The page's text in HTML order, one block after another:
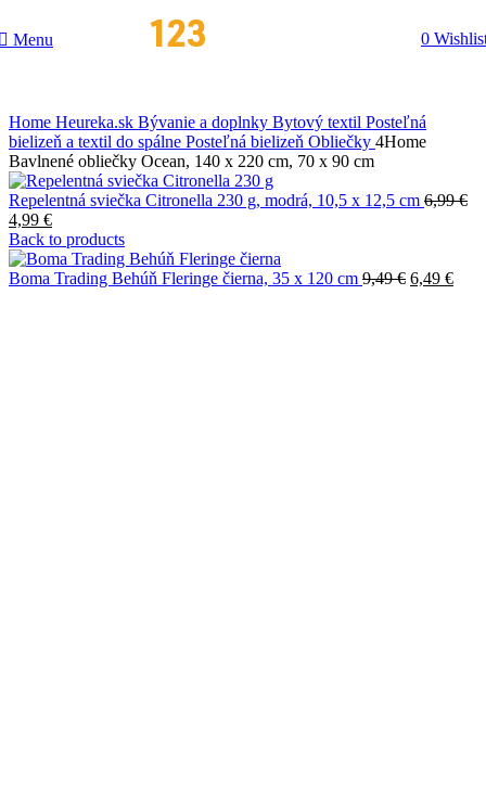
Menu 0
Home Heureka.sk Bývanie a doplnky Bytový textil Posteľná
bielizeň a textil do spálne Posteľná bielizeň Obliečky 4Home
Bavlnené obliečky Ocean, 140 x 220 cm, 70 x 90 cm
Repelentná sviečka Citronella 230 g, modrá, 10,5 x 12,5 cm 6,99€
4,99 €
Back to products
Boma Trading Behúň Fleringe čierna, 35 х 120 cm 9,49€ 6,49 €